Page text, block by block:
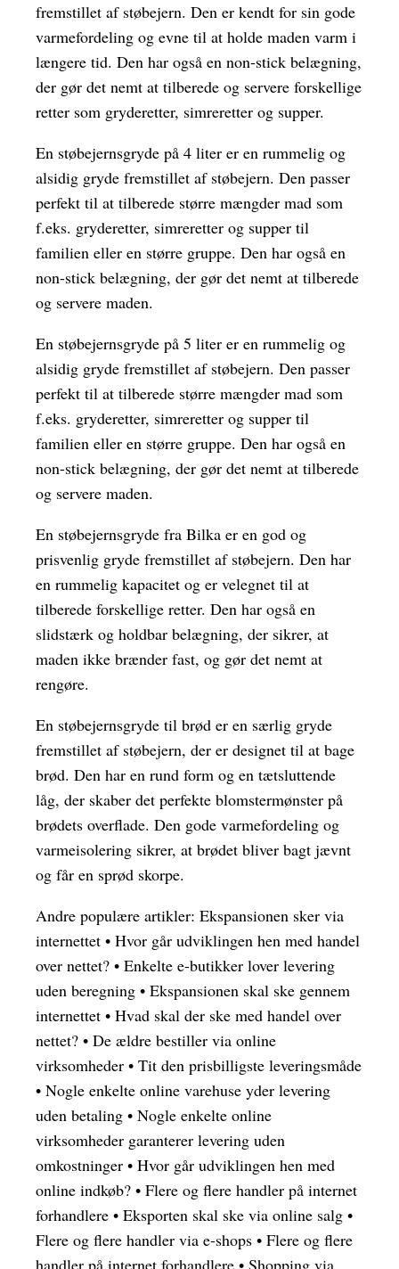
fremstillet af støbejern. Den er kendt for sin gode
varmefordeling og evne til at holde maden varm i
længere tid. Den har også en non-stick belægning,
der gør det nemt at tilberede og servere forskellige
retter som gryderetter, simreretter og supper.
En støbejernsgryde på 4 liter er en rummelig og
alsidig gryde fremstillet af støbejern. Den passer
perfekt til at tilberede større mængder mad som
f.eks. gryderetter, simreretter og supper til
familien eller en større gruppe. Den har også en
non-stick belægning, der gør det nemt at tilberede
og servere maden.
En støbejernsgryde på 5 liter er en rummelig og
alsidig gryde fremstillet af støbejern. Den passer
perfekt til at tilberede større mængder mad som
f.eks. gryderetter, simreretter og supper til
familien eller en større gruppe. Den har også en
non-stick belægning, der gør det nemt at tilberede
og servere maden.
En støbejernsgryde fra Bilka er en god og
prisvenlig gryde fremstillet af støbejern. Den har
en rummelig kapacitet og er velegnet til at
tilberede forskellige retter. Den har også en
slidstærk og holdbar belægning, der sikrer, at
maden ikke brænder fast, og gør det nemt at
rengøre.
En støbejernsgryde til brød er en særlig gryde
fremstillet af støbejern, der er designet til at bage
brød. Den har en rund form og en tætsluttende
låg, der skaber det perfekte blomstermønster på
brødets overflade. Den gode varmefordeling og
varmeisolering sikrer, at brødet bliver bagt jævnt
og får en sprød skorpe.
Andre populære artikler: Ekspansionen sker via
internettet • Hvor går udviklingen hen med handel
over nettet? • Enkelte e-butikker lover levering
uden beregning • Ekspansionen skal ske gennem
internettet • Hvad skal der ske med handel over
nettet? • De ældre bestiller via online
virksomheder • Tit den prisbilligste leveringsmåde
• Nogle enkelte online varehuse yder levering
uden betaling • Nogle enkelte online
virksomheder garanterer levering uden
omkostninger • Hvor går udviklingen hen med
online indkøb? • Flere og flere handler på internet
forhandlere • Eksporten skal ske via online salg •
Flere og flere handler via e-shops • Flere og flere
handler på internet forhandlere • Shopping via